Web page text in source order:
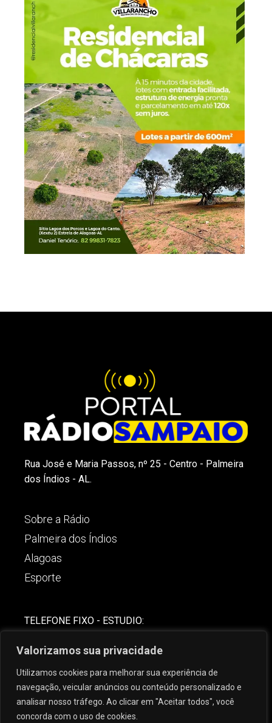
Valorizamos sua privacidade
Utilizamos cookies para melhorar sua experiência de
navegação, veicular anúncios ou conteúdo personalizado e
analisar nosso tráfego. Ao clicar em "Aceitar todos", você
concorda com o uso de cookies.
Rua José e Maria Passos, nº 25 - Centro - Palmeira
dos Índios - AL.
Sobre a Rádio
Palmeira dos Índios
Alagoas
Esporte
TELEFONE FIXO - ESTUDIO:
(82) 99621-8806